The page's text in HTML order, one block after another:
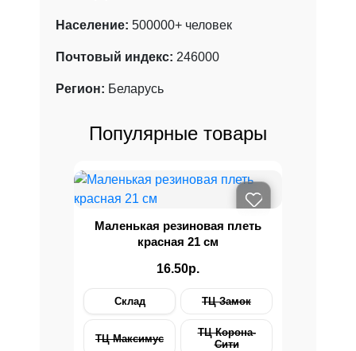
Население: 500000+ человек
Почтовый индекс: 246000
Регион: Беларусь
Популярные товары
Маленькая резиновая плеть
красная 21 см
16.50р.
Склад ТЦ Замок
ТЦ Максимус
ТЦ Корона-
Сити